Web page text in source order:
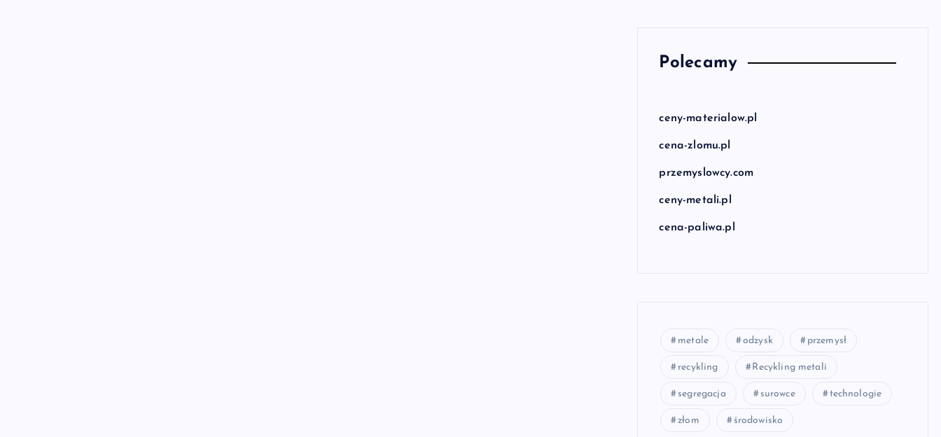
Polecamy
ceny-materialow.pl
cena-zlomu.pl
przemyslowcy.com
ceny-metali.pl
cena-paliwa.pl
metale odzysk przemysł
recykling Recykling metali
segregacja surowce technologie
złom środowisko